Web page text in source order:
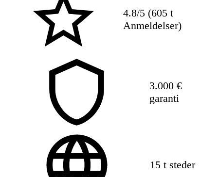
4.8/5 (605 t
Anmeldelser)
3.000 €
garanti
15 t steder